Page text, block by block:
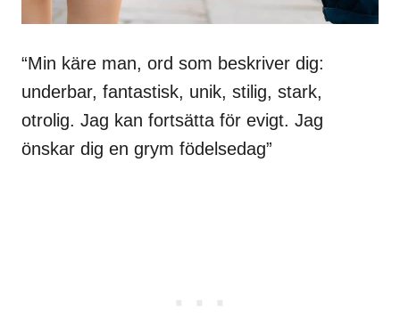
“Min käre man, ord som beskriver dig:
underbar, fantastisk, unik, stilig, stark,
otrolig. Jag kan fortsätta för evigt. Jag
önskar dig en grym födelsedag”